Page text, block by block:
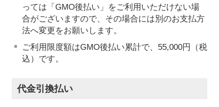
っては「GMO後払い」をご利用いただけない場
合がございますので、その場合には別のお支払方
法へ変更をお願いします。
ご利用限度額はGMO後払い累計で、55,000円（税
込）です。
代金引換払い